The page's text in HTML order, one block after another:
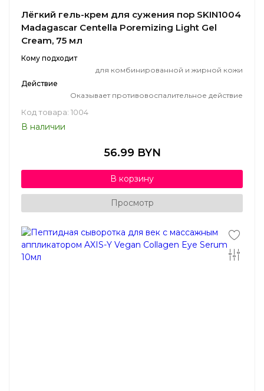
Лёгкий гель-крем для сужения пор SKIN1004
Madagascar Centella Poremizing Light Gel
Cream, 75 мл
Кому подходит
для комбинированной и жирной кожи
Действие
Оказывает противовоспалительное действие
Код товара: 1004
В наличии
56.99 BYN
В корзину
Просмотр